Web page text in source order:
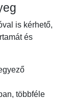
is kérhető,
és
többféle